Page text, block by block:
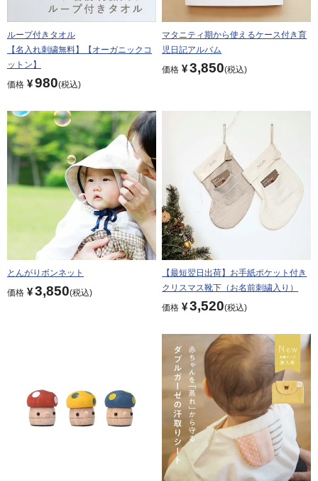
ループ付きタオル
【名入れ刺繍無料】【オーガニックコ
ットン】
価格 ¥980 税込
マタニティ期から使えるケース付き育
児日記アルバム
価格 ¥3,850 税込
とんがりボンネット
価格 ¥3,850 税込
【最短翌日出荷】お手紙ポケット付き
クリスマス靴下（お名前刺繍入り）
価格 ¥3,520 税込